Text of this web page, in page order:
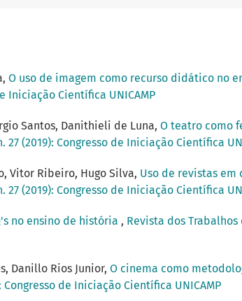
O uso de imagem como recurso didático no
Iniciação Científica UNICAMP
Santos, Danithieli de Luna, O teatro como
(2019): Congresso de Iniciação Científica
Vitor Ribeiro, Hugo Silva, Uso de revistas em
(2019): Congresso de Iniciação Científica
no ensino de história , Revista dos Trabalhos
Danillo Rios Junior, O cinema como
de Iniciação Científica UNICAMP